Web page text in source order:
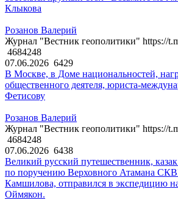
Клыкова
Розанов Валерий
Журнал "Вестник геополитики" https://
4684248
07.06.2026 6429
В Москве, в Доме национальностей,
общественного деятеля, юриста-
Фетисову
Розанов Валерий
Журнал "Вестник геополитики" https://
4684248
07.06.2026 6438
Великий русский путешественник,
по поручению Верховного Атамана
Камшилова, отправился в экспедицию
Оймякон.